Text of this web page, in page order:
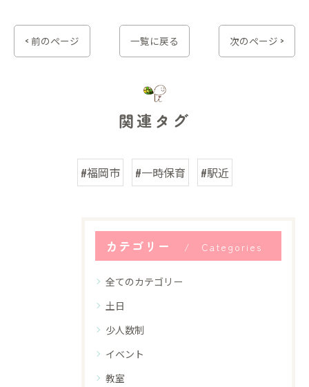
< 前のページ 一覧に戻る 次のページ >
関連タグ
#福岡市 #一時保育 #駅近
カテゴリー Categories
全てのカテゴリー
土日
少人数制
イベント
教室